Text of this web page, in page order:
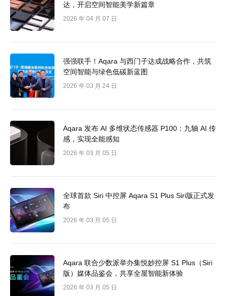
达，开启空间智能美学新篇章
2026 年 04 月 07 日
强强联手！Aqara 与西门子达成战略合作，共筑
空间智能与绿色低碳新蓝图
2026 年 03 月 24 日
Aqara 发布 AI 多维状态传感器 P100：九轴 AI 传
感，实现全能感知
2026 年 03 月 05 日
全球首款 Siri 中控屏 Aqara S1 Plus Siri版正式发
布
2026 年 03 月 05 日
Aqara 联合少数派举办集悦妙控屏 S1 Plus（Siri
版）媒体品鉴会，共享全屋智能新体验
2026 年 03 月 05 日